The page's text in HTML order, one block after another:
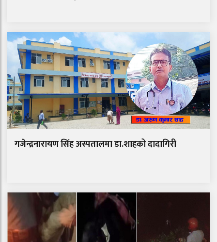
गजेन्द्रनारायण सिंह अस्पतालमा डा.शाहको दादागिरी